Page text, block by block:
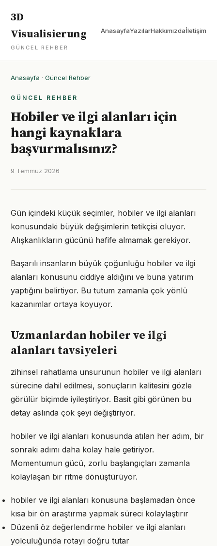
3D
Visualisierung
GÜNCEL REHBER
AnasayfaYazılarHakkımızdaİletişim
Anasayfa · Güncel Rehber
GÜNCEL REHBER
Hobiler ve ilgi alanları için
hangi kaynaklara
başvurmalısınız?
9 Temmuz 2026
Gün içindeki küçük seçimler, hobiler ve ilgi alanları
konusundaki büyük değişimlerin tetikçisi oluyor.
Alışkanlıkların gücünü hafife almamak gerekiyor.
Başarılı insanların büyük çoğunluğu hobiler ve ilgi
alanları konusunu ciddiye aldığını ve buna yatırım
yaptığını belirtiyor. Bu tutum zamanla çok yönlü
kazanımlar ortaya koyuyor.
Uzmanlardan hobiler ve ilgi
alanları tavsiyeleri
zihinsel rahatlama unsurunun hobiler ve ilgi alanları
sürecine dahil edilmesi, sonuçların kalitesini gözle
görülür biçimde iyileştiriyor. Basit gibi görünen bu
detay aslında çok şeyi değiştiriyor.
hobiler ve ilgi alanları konusunda atılan her adım, bir
sonraki adımı daha kolay hale getiriyor.
Momentumun gücü, zorlu başlangıçları zamanla
kolaylaşan bir ritme dönüştürüyor.
hobiler ve ilgi alanları konusuna başlamadan önce
kısa bir ön araştırma yapmak süreci kolaylaştırır
Düzenli öz değerlendirme hobiler ve ilgi alanları
yolculuğunda rotayı doğru tutar